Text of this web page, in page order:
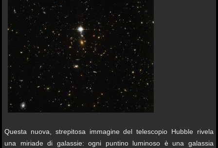
Questa nuova, strepitosa immagine del telescopio Hubble rivela
una miriade di galassie: ogni puntino luminoso è una galassia